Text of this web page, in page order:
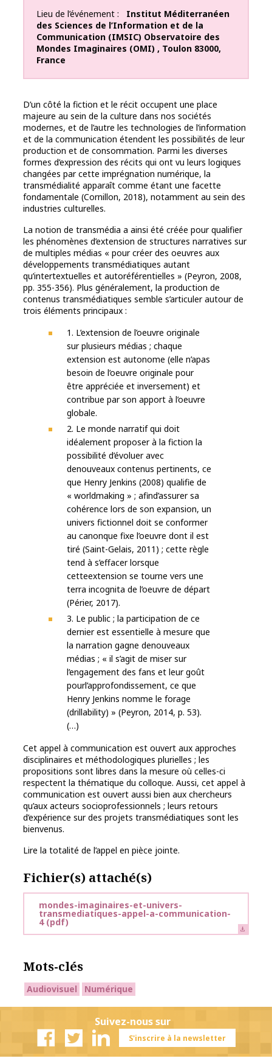
Lieu de l’événement
Institut Méditerranéen
des Sciences de l’Information et de la
Communication (IMSIC) Observatoire des
Mondes Imaginaires (OMI) , Toulon 83000,
France
D’un côté la fiction et le récit occupent une place
majeure au sein de la culture dans nos sociétés
modernes, et de l’autre les technologies de l’information
et de la communication étendent les possibilités de leur
production et de consommation. Parmi les diverses
formes d’expression des récits qui ont vu leurs logiques
changées par cette imprégnation numérique, la
transmédialité apparaît comme étant une facette
fondamentale (Cornillon, 2018), notamment au sein des
industries culturelles.
La notion de transmédia a ainsi été créée pour qualifier
les phénomènes d’extension de structures narratives sur
de multiples médias « pour créer des oeuvres aux
développements transmédiatiques autant
qu’intertextuelles et autoréférentielles » (Peyron, 2008,
pp. 355-356). Plus généralement, la production de
contenus transmédiatiques semble s’articuler autour de
trois éléments principaux :
1. L’extension de l’oeuvre originale
sur plusieurs médias ; chaque
extension est autonome (elle n’apas
besoin de l’oeuvre originale pour
être appréciée et inversement) et
contribue par son apport à l’oeuvre
globale.
2. Le monde narratif qui doit
idéalement proposer à la fiction la
possibilité d’évoluer avec
denouveaux contenus pertinents, ce
que Henry Jenkins (2008) qualifie de
« worldmaking » ; afind’assurer sa
cohérence lors de son expansion, un
univers fictionnel doit se conformer
au canonque fixe l’oeuvre dont il est
tiré (Saint-Gelais, 2011) ; cette règle
tend à s’effacer lorsque
cetteextension se tourne vers une
terra incognita de l’oeuvre de départ
(Périer, 2017).
3. Le public ; la participation de ce
dernier est essentielle à mesure que
la narration gagne denouveaux
médias ; « il s’agit de miser sur
l’engagement des fans et leur goût
pourl’approfondissement, ce que
Henry Jenkins nomme le forage
(drillability) » (Peyron, 2014, p. 53).
(…)
Cet appel à communication est ouvert aux approches
disciplinaires et méthodologiques plurielles ; les
propositions sont libres dans la mesure où celles-ci
respectent la thématique du colloque. Aussi, cet appel à
communication est ouvert aussi bien aux chercheurs
qu’aux acteurs socioprofessionnels ; leurs retours
d’expérience sur des projets transmédiatiques sont les
bienvenus.
Lire la totalité de l’appel en pièce jointe.
Fichier(s) attaché(s)
mondes-imaginaires-et-univers-
transmediatiques-appel-a-communication-
4(pdf)
Mots-clés
Audiovisuel Numérique
Suivez-nous sur
S'inscrire à la newsletter